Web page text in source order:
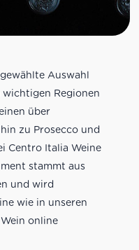
Auswahl
Regionen
über
zu Prosecco und
Centro Italia Weine
stammt aus
und wird
wie in unseren
online